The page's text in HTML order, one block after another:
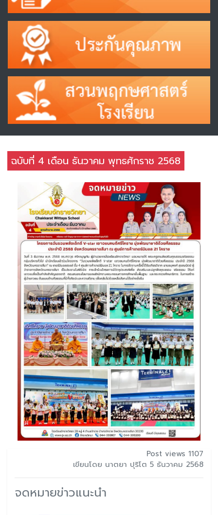
ฉบับที่ 4 เดือน ธันวาคม พุทธศักราช 2568
Post views 1107
เขียนโดย นาตยา ปุริโต 5 ธันวาคม 2568
จดหมายข่าวแนะนำ